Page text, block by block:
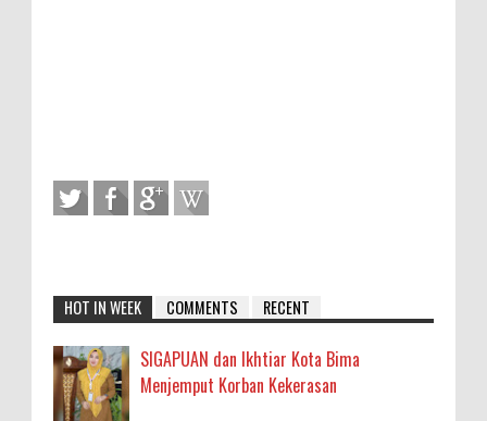
HOT IN WEEK COMMENTS RECENT
SIGAPUAN dan Ikhtiar Kota Bima
Menjemput Korban Kekerasan